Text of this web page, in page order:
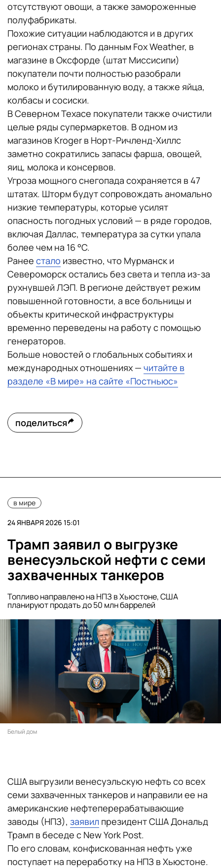
отсутствуют овощи, а также замороженные
полуфабрикаты.
Похожие ситуации наблюдаются и в других
регионах страны. По данным Fox Weather, в
магазине в Оксфорде (штат Миссисипи)
покупатели почти полностью разобрали
молоко и бутилированную воду, а также яйца,
колбасы и сосиски.
В Северном Техасе покупатели также очистили
целые ряды супермаркетов. В одном из
магазинов Kroger в Норт-Ричленд-Хиллс
заметно сократились запасы фарша, овощей,
яиц, молока и консервов.
Угроза мощного снегопада сохраняется в 47
штатах. Шторм будут сопровождать аномально
низкие температуры, которые усилят
опасность погодных условий — в ряде городов,
включая Даллас, температура за сутки упала
более чем на 16 °C.
Ранее стало известно, что Мурманск и
Североморск остались без света и тепла из-за
рухнувшей ЛЭП. В регионе действует режим
повышенной готовности, а все больницы и
объекты критической инфраструктуры
временно переведены на работу с помощью
генераторов.
Больше новостей о глобальных событиях и
международных отношениях — читайте в
разделе «В мире» на сайте «Постньюс»
поделиться
в мире
24 ЯНВАРЯ 2026 15:01
Трамп заявил о выгрузке
венесуэльской нефти с семи
захваченных танкеров
Топливо направлено на НПЗ в Хьюстоне, США
планируют продать до 50 млн баррелей
Белый дом
США выгрузили венесуэльскую нефть со всех
семи захваченных танкеров и направили ее на
американские нефтеперерабатывающие
заводы (НПЗ), заявил президент США Дональд
Трамп в беседе с New York Post.
По его словам, конфискованная нефть уже
поступает на переработку на НПЗ в Хьюстоне.